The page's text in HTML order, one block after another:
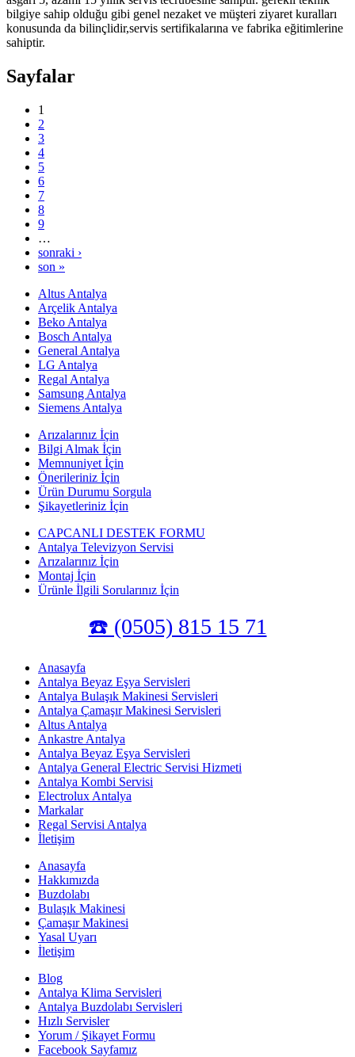
bilgiye sahip olduğu gibi genel nezaket ve müşteri ziyaret kuralları
konusunda da bilinçlidir,servis sertifikalarına ve fabrika eğitimlerine
sahiptir.
Sayfalar
1
2
3
4
5
6
7
8
9
…
sonraki ›
son »
Altus Antalya
Arçelik Antalya
Beko Antalya
Bosch Antalya
General Antalya
LG Antalya
Regal Antalya
Samsung Antalya
Siemens Antalya
Arızalarınız İçin
Bilgi Almak İçin
Memnuniyet İçin
Önerileriniz İçin
Ürün Durumu Sorgula
Şikayetleriniz İçin
CAPCANLI DESTEK FORMU
Antalya Televizyon Servisi
Arızalarınız İçin
Montaj İçin
Ürünle İlgili Sorularınız İçin
☎️ (0505) 815 15 71
Anasayfa
Antalya Beyaz Eşya Servisleri
Antalya Bulaşık Makinesi Servisleri
Antalya Çamaşır Makinesi Servisleri
Altus Antalya
Ankastre Antalya
Antalya Beyaz Eşya Servisleri
Antalya General Electric Servisi Hizmeti
Antalya Kombi Servisi
Electrolux Antalya
Markalar
Regal Servisi Antalya
İletişim
Anasayfa
Hakkımızda
Buzdolabı
Bulaşık Makinesi
Çamaşır Makinesi
Yasal Uyarı
İletişim
Blog
Antalya Klima Servisleri
Antalya Buzdolabı Servisleri
Hızlı Servisler
Yorum / Şikayet Formu
Facebook Sayfamız